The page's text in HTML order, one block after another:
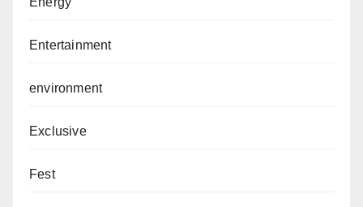
Entertainment
environment
Exclusive
Fest